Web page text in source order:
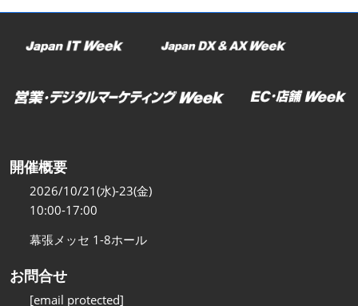
む
開催概要
2026/10/21(水)-23(金)
10:00-17:00
幕張メッセ 1-8ホール
お問合せ
[email protected]